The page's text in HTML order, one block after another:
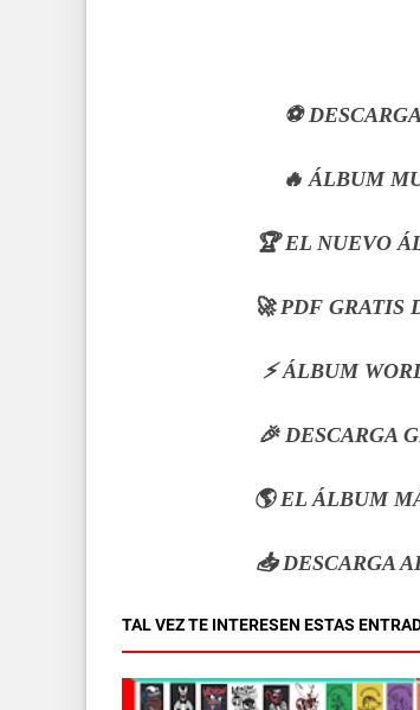
⚽
🔥 ÁLBUM
🏆 EL NUEVO
🚀 PDF GRATIS
⚡ ÁLBUM
🎉 DESCARGA
🌎 EL ÁLBUM
📥 DESCARGA
TAL VEZ TE INTERESEN ESTAS